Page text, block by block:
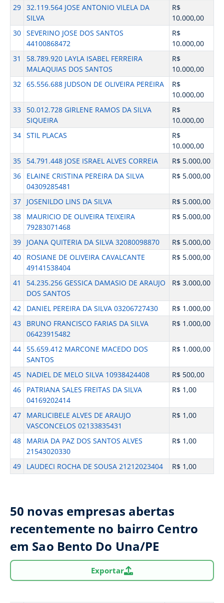
29 32.119.564 JOSE ANTONIO VILELA DA
SILVA
R$
10.000,00
30 SEVERINO JOSE DOS SANTOS
44100868472
R$
10.000,00
31
58.789.920 LAYLA ISABEL FERREIRA
MALAQUIAS DOS SANTOS
R$
10.000,00
32 65.556.688 JUDSON DE OLIVEIRA PEREIRA
R$
10.000,00
33
50.012.728 GIRLENE RAMOS DA SILVA
SIQUEIRA
R$
10.000,00
34 STIL PLACAS
R$
10.000,00
35
54.791.448 JOSE ISRAEL ALVES CORREIA
R$ 5.000,00
36
ELAINE CRISTINA PEREIRA DA SILVA
04309285481
R$ 5.000,00
37 JOSENILDO LINS DA SILVA
R$ 5.000,00
38
MAURICIO DE OLIVEIRA TEIXEIRA
79283071468
R$ 5.000,00
39 JOANA QUITERIA DA SILVA 32080098870
R$ 5.000,00
40
ROSIANE DE OLIVEIRA CAVALCANTE
49141538404
R$ 5.000,00
41
54.235.256 GESSICA DAMASIO DE ARAUJO
DOS SANTOS
R$ 3.000,00
42 DANIEL PEREIRA DA SILVA 03206727430
R$ 1.000,00
43
BRUNO FRANCISCO FARIAS DA SILVA
06423915482
R$ 1.000,00
44
55.659.412 MARCONE MACEDO DOS
SANTOS
R$ 1.000,00
45 NADIEL DE MELO SILVA 10938424408
R$ 500,00
46
PATRIANA SALES FREITAS DA SILVA
04169202414
R$ 1,00
47
MARLICIBELE ALVES DE ARAUJO
VASCONCELOS 02133835431
R$ 1,00
48
MARIA DA PAZ DOS SANTOS ALVES
21543020330
R$ 1,00
49 LAUDECI ROCHA DE SOUSA 21212023404 R$ 1,00
50 novas empresas abertas
recentemente no bairro Centro
em Sao Bento Do Una/PE
Exportar